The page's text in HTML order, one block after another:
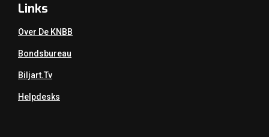
Links
Over De KNBB
Bondsbureau
Biljart.tv
Helpdesks